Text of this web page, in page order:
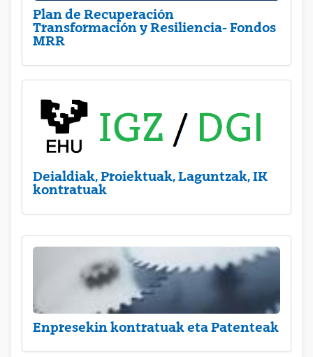
Plan de Recuperación
Transformación y Resiliencia- Fondos
MRR
Deialdiak, Proiektuak, Laguntzak, IK
kontratuak
Enpresekin kontratuak eta Patenteak